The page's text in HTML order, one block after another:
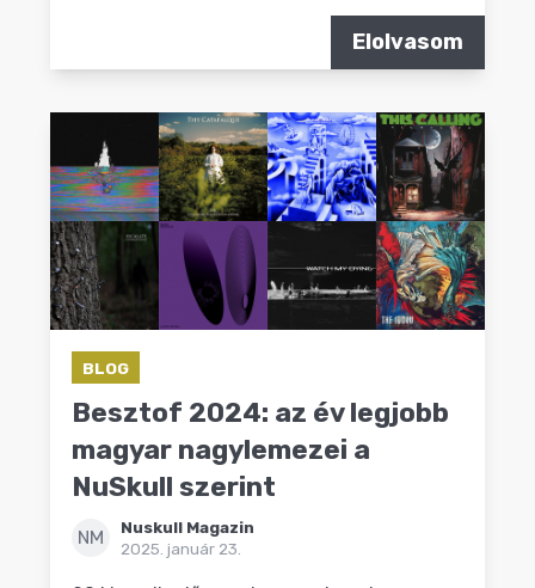
Elolvasom
BLOG
Besztof 2024: az év legjobb
magyar nagylemezei a
NuSkull szerint
NM
Nuskull Magazin
2025. január 23.